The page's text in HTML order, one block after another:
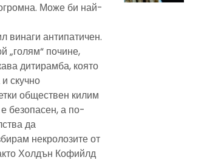
Може би най-
винаги антипатичен.
„голям“ почине,
дитирамба, която
скучно
обществен килим
безопасен, а по-
да
некролозите от
Холдън Кофийлд